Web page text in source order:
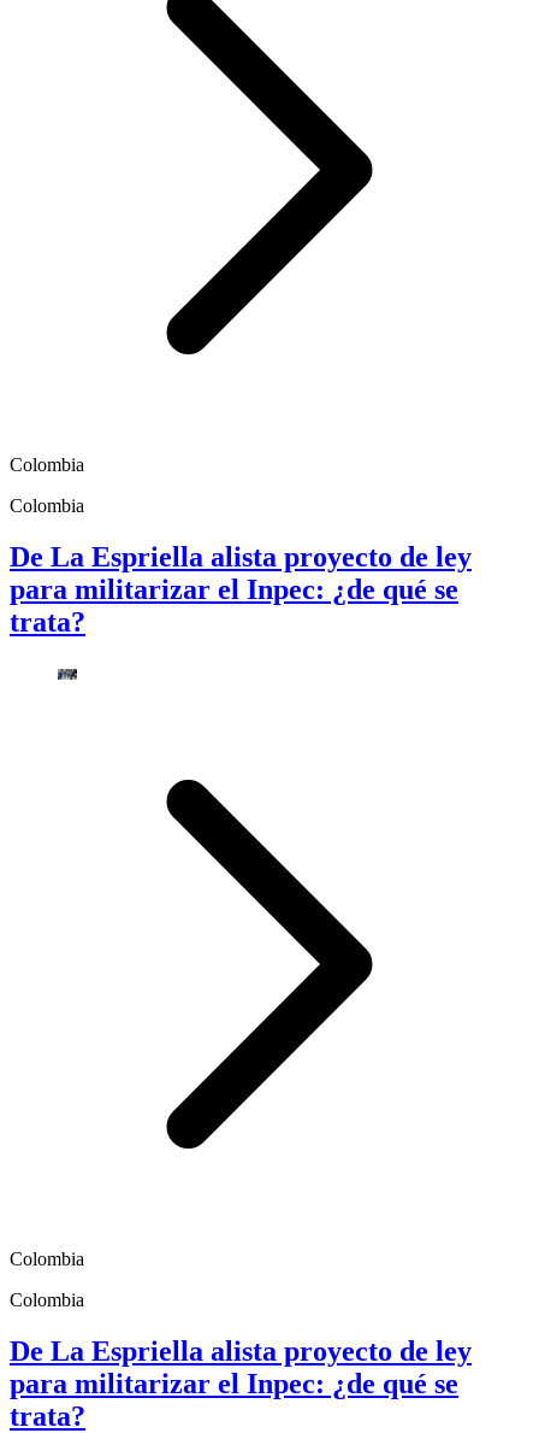
Colombia
Colombia
De La Espriella alista proyecto de ley
para militarizar el Inpec: ¿de qué se
trata?
Colombia
Colombia
De La Espriella alista proyecto de ley
para militarizar el Inpec: ¿de qué se
trata?